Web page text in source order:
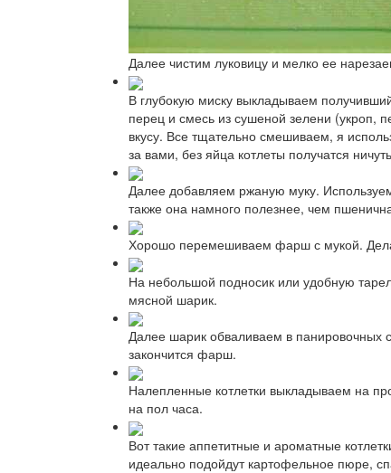
Далее чистим луковицу и мелко ее
В глубокую миску выкладываем
перец и смесь из сушеной зелени (укроп,
вкусу. Все тщательно смешиваем, я
за вами, без яйца котлеты получатся
Далее добавляем ржаную муку.
также она намного полезнее, чем
Хорошо перемешиваем фарш с мукой.
На небольшой подносик или удобную
мясной шарик.
Далее шарик обваливаем в панировочных
закончится фарш.
Налепленные котлетки выкладываем на
на пол часа.
Вот такие аппетитные и ароматные
идеально подойдут картофельное пюре,